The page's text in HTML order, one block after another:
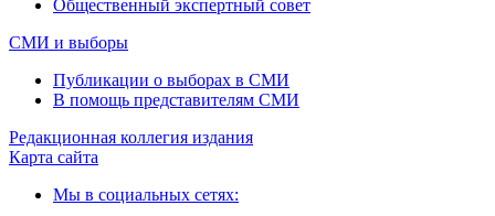
Общественный экспертный совет
СМИ и выборы
Публикации о выборах в СМИ
В помощь представителям СМИ
Редакционная коллегия издания
Карта сайта
Мы в социальных сетях: